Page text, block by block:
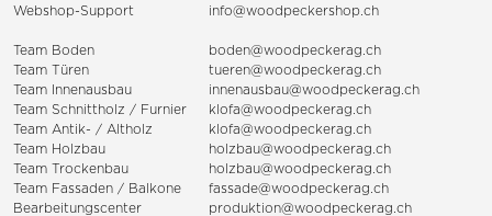
Webshop-Support info@woodpeckershop.ch
Team Boden
boden@woodpeckerag.ch
Team Türen
tueren@woodpeckerag.ch
Team Innenausbau
innenausbau@woodpeckerag.ch
Team Schnittholz / Furnier
klofa@woodpeckerag.ch
Team Antik- / Altholz
klofa@woodpeckerag.ch
Team Holzbau
holzbau@woodpeckerag.ch
Team Trockenbau
holzbau@woodpeckerag.ch
Team Fassaden / Balkone
fassade@woodpeckerag.ch
Bearbeitungscenter
produktion@woodpeckerag.ch